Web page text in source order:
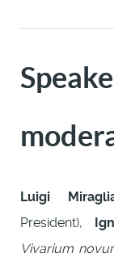
Luigi
President),
Vivarium